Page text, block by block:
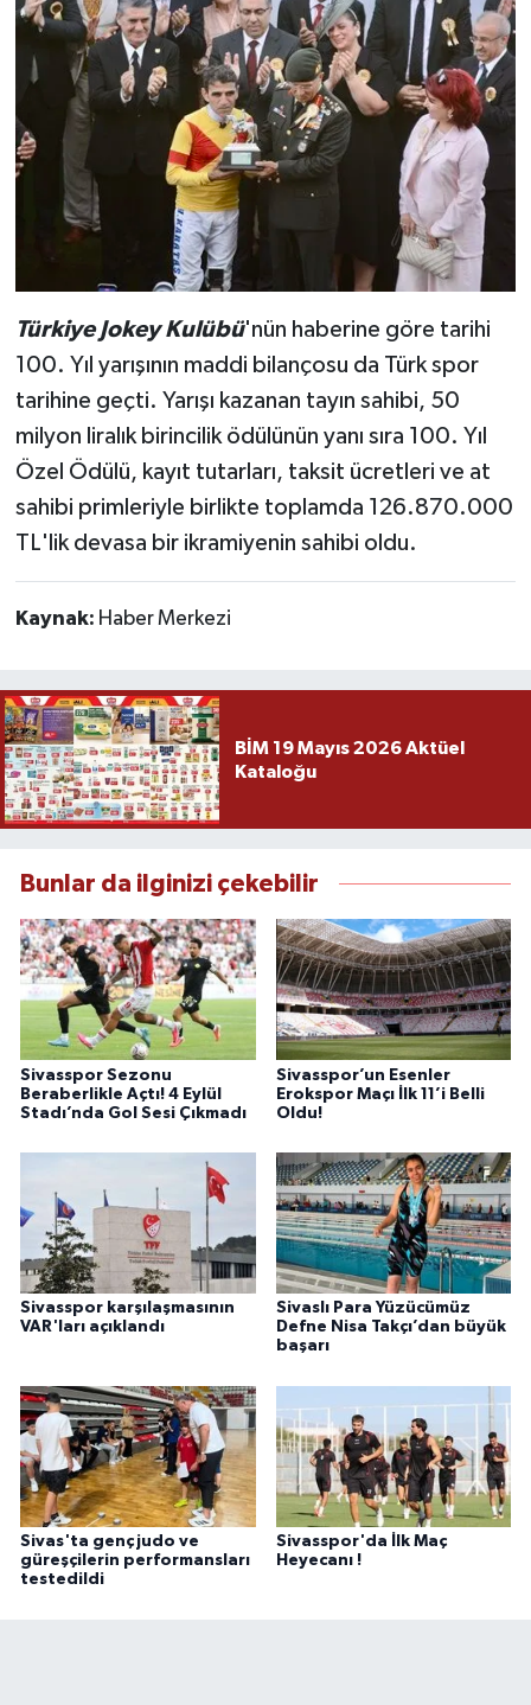
Türkiye Jokey Kulübü'nün haberine göre tarihi
100. Yıl yarışının maddi bilançosu da Türk spor
tarihine geçti. Yarışı kazanan tayın sahibi, 50
milyon liralık birincilik ödülünün yanı sıra 100. Yıl
Özel Ödülü, kayıt tutarları, taksit ücretleri ve at
sahibi primleriyle birlikte toplamda 126.870.000
TL'lik devasa bir ikramiyenin sahibi oldu.
Kaynak: Haber Merkezi
BİM 19 Mayıs 2026 Aktüel
Kataloğu
Bunlar da ilginizi çekebilir
Sivasspor Sezonu
Beraberlikle Açtı! 4 Eylül
Stadı’nda Gol Sesi Çıkmadı
Sivasspor’un Esenler
Erokspor Maçı İlk 11’i Belli
Oldu!
Sivasspor karşılaşmasının
VAR'ları açıklandı
Sivaslı Para Yüzücümüz
Defne Nisa Takçı’dan büyük
başarı
Sivas'ta genç judo ve
güreşçilerin performansları
testedildi
Sivasspor'da İlk Maç
Heyecanı !